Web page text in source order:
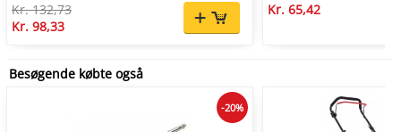
Kr. 132,73
Kr. 98,33
Kr. 65,42
Besøgende købte også
-20%